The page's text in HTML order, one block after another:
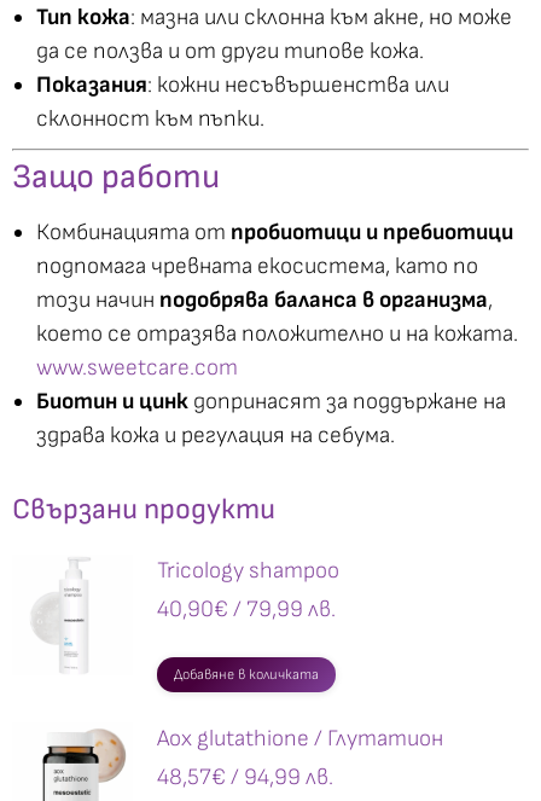
Тип кожа: мазна или склонна към акне, но може
да се ползва и от други типове кожа.
Показания: кожни несъвършенства или
склонност към пъпки.
Защо работи
Комбинацията от пробиотици и пребиотици
подпомага чревната екосистема, като по
този начин подобрява баланса в организма,
което се отразява положително и на кожата.
www.sweetcare.com
Биотин и цинк допринасят за поддържане на
здрава кожа и регулация на себума.
Свързани продукти
Tricology shampoo
40,90€ / 79,99 лв.
Добавяне в количката
Аox glutathione / Глутатион
48,57€ / 94,99 лв.